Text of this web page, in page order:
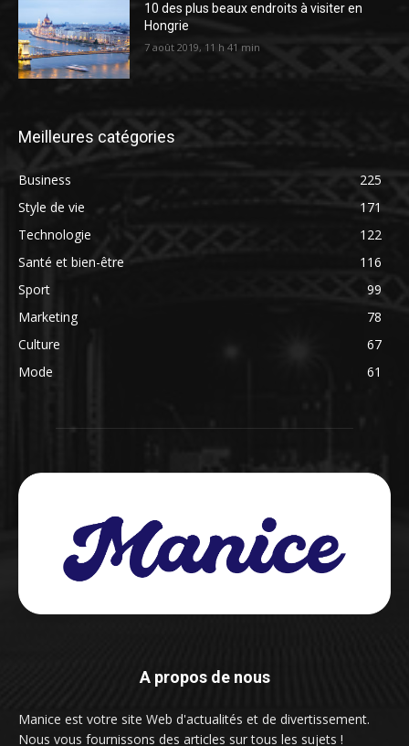
10 des plus beaux endroits à visiter en
Hongrie
7 août 2019, 11 h 41 min
Meilleures catégories
Business
225
Style de vie
171
Technologie
122
Santé et bien-être
116
Sport
99
Marketing
78
Culture
67
Mode
61
A propos de nous
Manice est votre site Web d'actualités et de divertissement.
Nous vous fournissons des articles sur tous les sujets !